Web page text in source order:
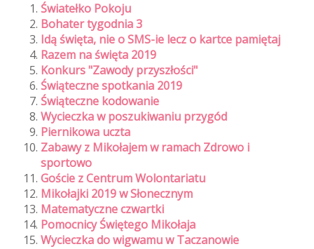
Światełko Pokoju
Bohater tygodnia 3
Idą święta, nie o SMS-ie lecz o kartce pamiętaj
Razem na święta 2019
Konkurs "Zawody przyszłości"
Świąteczne spotkania 2019
Świąteczne kodowanie
Wycieczka w poszukiwaniu przygód
Piernikowa uczta
Zabawy z Mikołajem w ramach Zdrowo i
sportowo
Goście z Centrum Wolontariatu
Mikołajki 2019 w Słonecznym
Matematyczne czwartki
Pomocnicy Świętego Mikołaja
Wycieczka do wigwamu w Taczanowie